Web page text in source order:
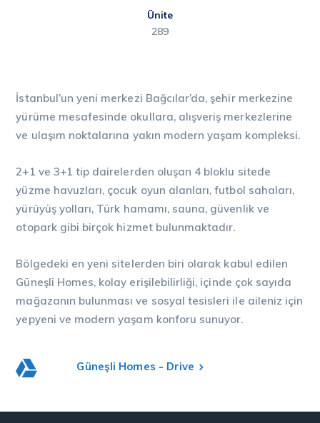
Ünite
289
İstanbul’un yeni merkezi Bağcılar’da, şehir merkezine
yürüme mesafesinde okullara, alışveriş merkezlerine
ve ulaşım noktalarına yakın modern yaşam kompleksi.
2+1 ve 3+1 tip dairelerden oluşan 4 bloklu sitede
yüzme havuzları, çocuk oyun alanları, futbol sahaları,
yürüyüş yolları, Türk hamamı, sauna, güvenlik ve
otopark gibi birçok hizmet bulunmaktadır.
Bölgedeki en yeni sitelerden biri olarak kabul edilen
Güneşli Homes, kolay erişilebilirliği, içinde çok sayıda
mağazanın bulunması ve sosyal tesisleri ile aileniz için
yepyeni ve modern yaşam konforu sunuyor.
Güneşli Homes - Drive